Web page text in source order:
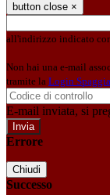
button close ×
all'indirizzo indicato
Non hai una e-mail
tramite la Login
E-mail inviata, si
Errore
Chiudi
Successo